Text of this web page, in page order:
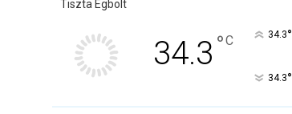
Tiszta Égbolt
34.3 °C 34.3°
34.3°